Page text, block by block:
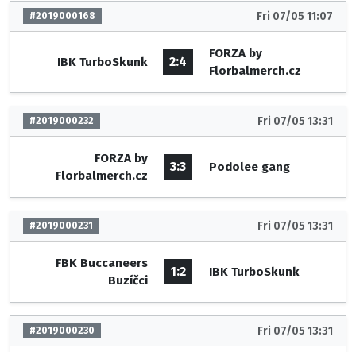
#2019000168 Fri 07/05 11:07
IBK TurboSkunk 2:4
FORZA by
Florbalmerch.cz
#2019000232 Fri 07/05 13:31
FORZA by
Florbalmerch.cz
3:3 Podolee gang
#2019000231 Fri 07/05 13:31
FBK Buccaneers
Buzíčci
1:2 IBK TurboSkunk
#2019000230 Fri 07/05 13:31